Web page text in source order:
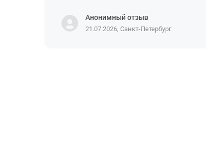
Анонимный отзыв
21.07.2026, Санкт-Петербург